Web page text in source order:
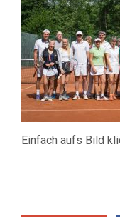
Einfach aufs Bild